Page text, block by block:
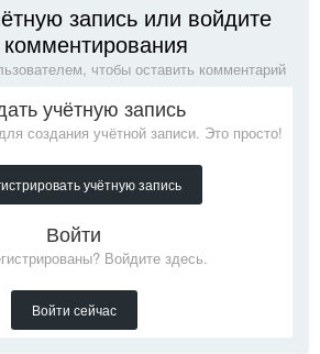
запись или войдите
чтобы оставить комментарий
учётную запись
создания учётной записи. Это просто!
учётную запись
Войти
Войдите здесь.
Войти сейчас